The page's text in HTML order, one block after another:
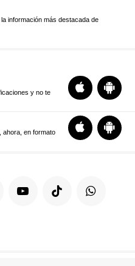
información más destacada de
y no te
ahora, en formato